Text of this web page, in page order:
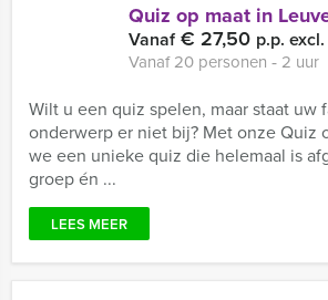
Quiz op maat in
Vanaf€ 27,50 p.p.
Vanaf 20 personen ‐ 2 uur
Wilt u een quiz spelen, maar staat uw
onderwerp er niet bij? Met onze Quiz
we een unieke quiz die helemaal is
groep én ...
LEES MEER